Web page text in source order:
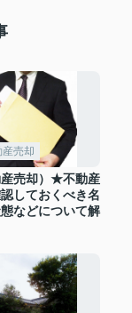
売却
売却）★不動産
しておくべき名
などについて解